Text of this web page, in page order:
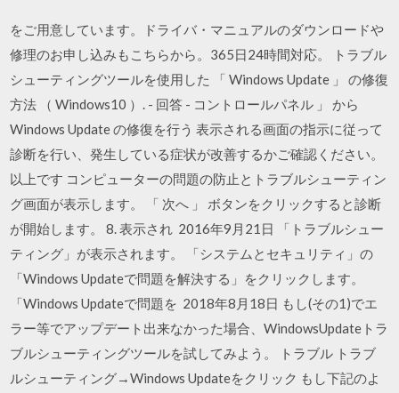
をご用意しています。ドライバ・マニュアルのダウンロードや
修理のお申し込みもこちらから。365日24時間対応。 トラブル
シューティングツールを使用した 「 Windows Update 」 の修復
方法 （ Windows10 ）. - 回答 - コントロールパネル 」 から
Windows Update の修復を行う 表示される画面の指示に従って
診断を行い、発生している症状が改善するかご確認ください。
以上です コンピューターの問題の防止とトラブルシューティン
グ画面が表示します。 「 次へ 」 ボタンをクリックすると診断
が開始します。 8. 表示され 2016年9月21日 「トラブルシュー
ティング」が表示されます。 「システムとセキュリティ」の
「Windows Updateで問題を解決する」をクリックします。
「Windows Updateで問題を 2018年8月18日 もし(その1)でエ
ラー等でアップデート出来なかった場合、WindowsUpdateトラ
ブルシューティングツールを試してみよう。 トラブル トラブ
ルシューティング→Windows Updateをクリック もし下記のよ